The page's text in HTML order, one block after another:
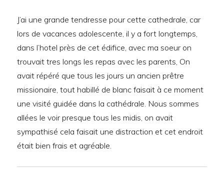
J’ai une grande tendresse pour cette cathedrale, car
lors de vacances adolescente, il y a fort longtemps,
dans l’hotel près de cet édifice, avec ma soeur on
trouvait tres longs les repas avec les parents, On
avait répéré que tous les jours un ancien prêtre
missionaire, tout habillé de blanc faisait à ce moment
une visité guidée dans la cathédrale. Nous sommes
allées le voir presque tous les midis, on avait
sympathisé cela faisait une distraction et cet endroit
était bien frais et agréable.